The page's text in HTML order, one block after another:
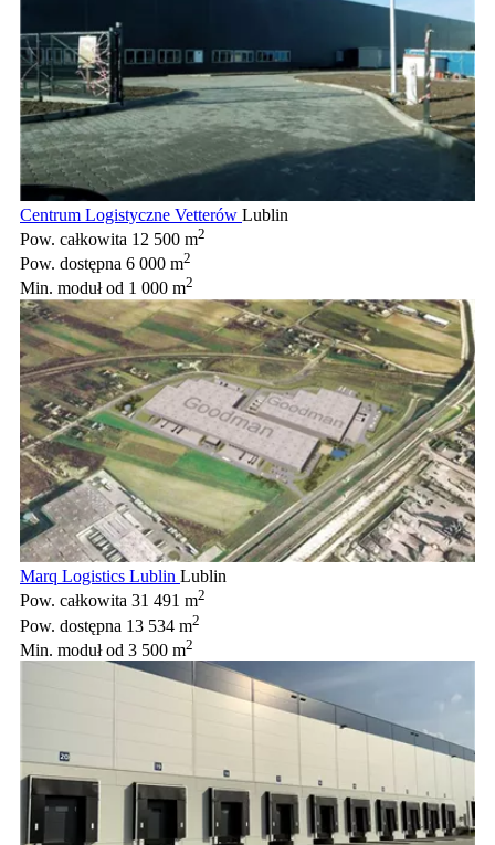
Centrum Logistyczne Vetterów Lublin
Pow. całkowita 12 500 m2
Pow. dostępna 6 000 m2
Min. modułod 1 000 m2
Marq Logistics Lublin Lublin
Pow. całkowita 31 491 m2
Pow. dostępna 13 534 m2
Min. modułod 3 500 m2